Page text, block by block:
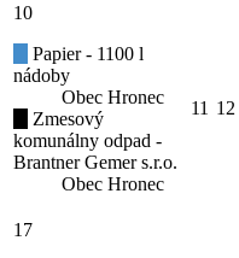
10
Papier - 1100 l
nádoby
Obec Hronec
Zmesový
komunálny odpad -
Brantner Gemer s.r.o.
Obec Hronec
11 12
17